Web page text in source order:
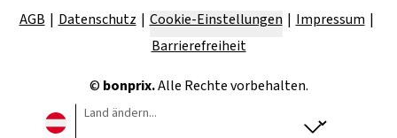
AGB
Datenschutz Cookie-Einstellungen
Impressum
Barrierefreiheit
© bonprix.Alle Rechte vorbehalten.
Land ändern...